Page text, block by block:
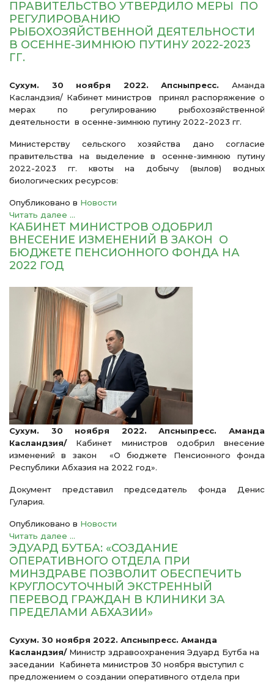
ПРАВИТЕЛЬСТВО УТВЕРДИЛО МЕРЫ ПО
РЕГУЛИРОВАНИЮ
РЫБОХОЗЯЙСТВЕННОЙ ДЕЯТЕЛЬНОСТИ
В ОСЕННЕ-ЗИМНЮЮ ПУТИНУ 2022-2023
ГГ.
Сухум. 30 ноября 2022. Апсныпресс. Аманда
Касландзия/ Кабинет министров принял распоряжение о
мерах по регулированию рыбохозяйственной
деятельности в осенне-зимнюю путину 2022-2023 гг.
Министерству сельского хозяйства дано согласие
правительства на выделение в осенне-зимнюю путину
2022-2023 гг. квоты на добычу (вылов) водных
биологических ресурсов:
Опубликовано в Новости
Читать далее ...
КАБИНЕТ МИНИСТРОВ ОДОБРИЛ
ВНЕСЕНИЕ ИЗМЕНЕНИЙ В ЗАКОН О
БЮДЖЕТЕ ПЕНСИОННОГО ФОНДА НА
2022 ГОД
Сухум. 30 ноября 2022. Апсныпресс. Аманда
Касландзия/ Кабинет министров одобрил внесение
изменений в закон «О бюджете Пенсионного фонда
Республики Абхазия на 2022 год».
Документ представил председатель фонда Денис
Гулария.
Опубликовано в Новости
Читать далее ...
ЭДУАРД БУТБА: «СОЗДАНИЕ
ОПЕРАТИВНОГО ОТДЕЛА ПРИ
МИНЗДРАВЕ ПОЗВОЛИТ ОБЕСПЕЧИТЬ
КРУГЛОСУТОЧНЫЙ ЭКСТРЕННЫЙ
ПЕРЕВОД ГРАЖДАН В КЛИНИКИ ЗА
ПРЕДЕЛАМИ АБХАЗИИ»
Сухум. 30 ноября 2022. Апсныпресс. Аманда
Касландзия/Министр здравоохранения Эдуард Бутба на
заседании Кабинета министров 30 ноября выступил с
предложением о создании оперативного отдела при